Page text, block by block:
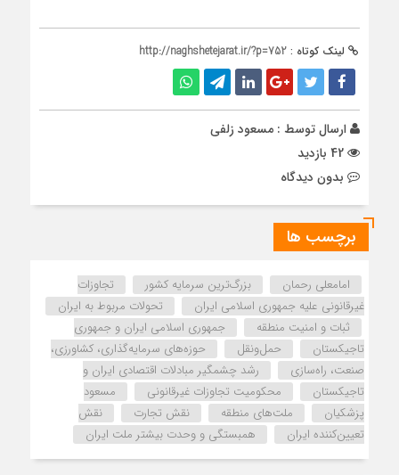
لینک کوتاه : http://naghshetejarat.ir/?p=752
ارسال توسط : مسعود زلفی
بدون دیدگاه
برچسب ها
امامعلی رحمان بزرگ‌ترین سرمایه کشور
تجاوزات
غیرقانونی علیه جمهوری اسلامی ایران
تحولات مربوط به ایران
ثبات و امنیت منطقه
جمهوری اسلامی ایران و جمهوری
تاجیکستان
حمل‌ونقل
حوزه‌های سرمایه‌گذاری، کشاورزی،
صنعت، راه‌سازی
رشد چشمگیر مبادلات اقتصادی ایران و
تاجیکستان
محکومیت تجاوزات غیرقانونی
مسعود
پزشکیان
ملت‌های منطقه نقش تجارت
نقش
تعیین‌کننده ایران
همبستگی و وحدت بیشتر ملت ایران